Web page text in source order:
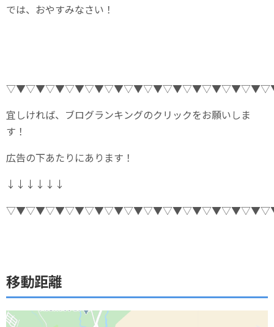
では、おやすみなさい！
宜しければ、ブログランキングのクリックをお願いしま
す！
広告の下あたりにあります！
↓↓↓↓↓↓
移動距離